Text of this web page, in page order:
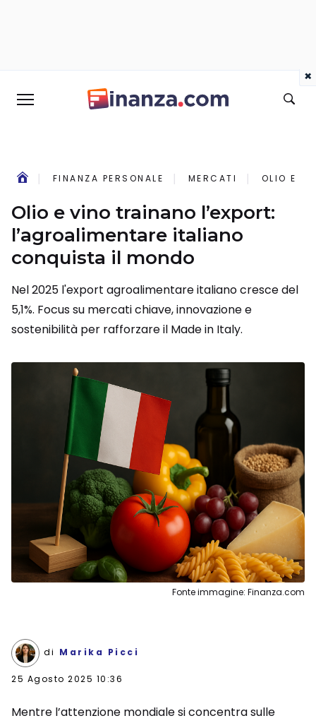
FINANZA PERSONALE MERCATI OLIO E
Olio e vino trainano l’export:
l’agroalimentare italiano
conquista il mondo
Nel 2025 l'export agroalimentare italiano cresce del
5,1%. Focus su mercati chiave, innovazione e
sostenibilità per rafforzare il Made in Italy.
Fonte immagine: Finanza.com
di Marika Picci
25 Agosto 2025 10:36
Mentre l’attenzione mondiale si concentra sulle
×